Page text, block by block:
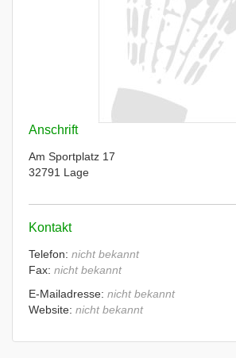
Anschrift
Am Sportplatz 17
32791 Lage
Kontakt
Telefon: nicht bekannt
Fax: nicht bekannt
E-Mailadresse: nicht bekannt
Website: nicht bekannt